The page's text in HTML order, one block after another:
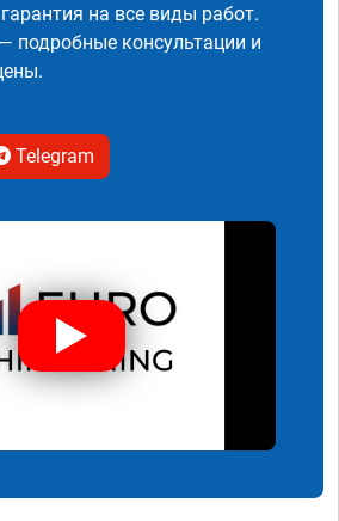
на все виды работ.
подробные консультации и
Telegram